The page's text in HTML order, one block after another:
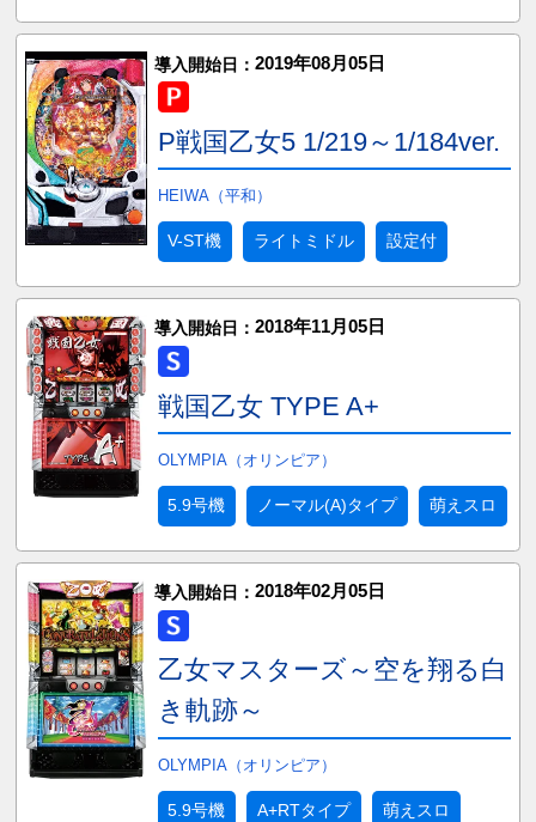
導入開始日： 2019年08月05日
P戦国乙女5 1/219～1/184ver.
HEIWA（平和）
V-ST機 ライトミドル 設定付
導入開始日： 2018年11月05日
戦国乙女 TYPE A+
OLYMPIA（オリンピア）
5.9号機 ノーマル(A)タイプ 萌えスロ
導入開始日： 2018年02月05日
乙女マスターズ～空を翔る白
き軌跡～
OLYMPIA（オリンピア）
5.9号機 A+RTタイプ 萌えスロ